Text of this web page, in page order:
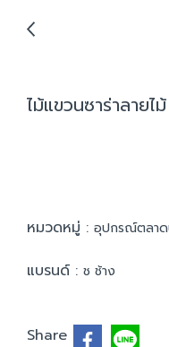
ไม้แขวนซาร่าลายไ
หมวดหมู่ : อุปกรณ์ตลา
แบรนด์ : ช ช้าง
Share